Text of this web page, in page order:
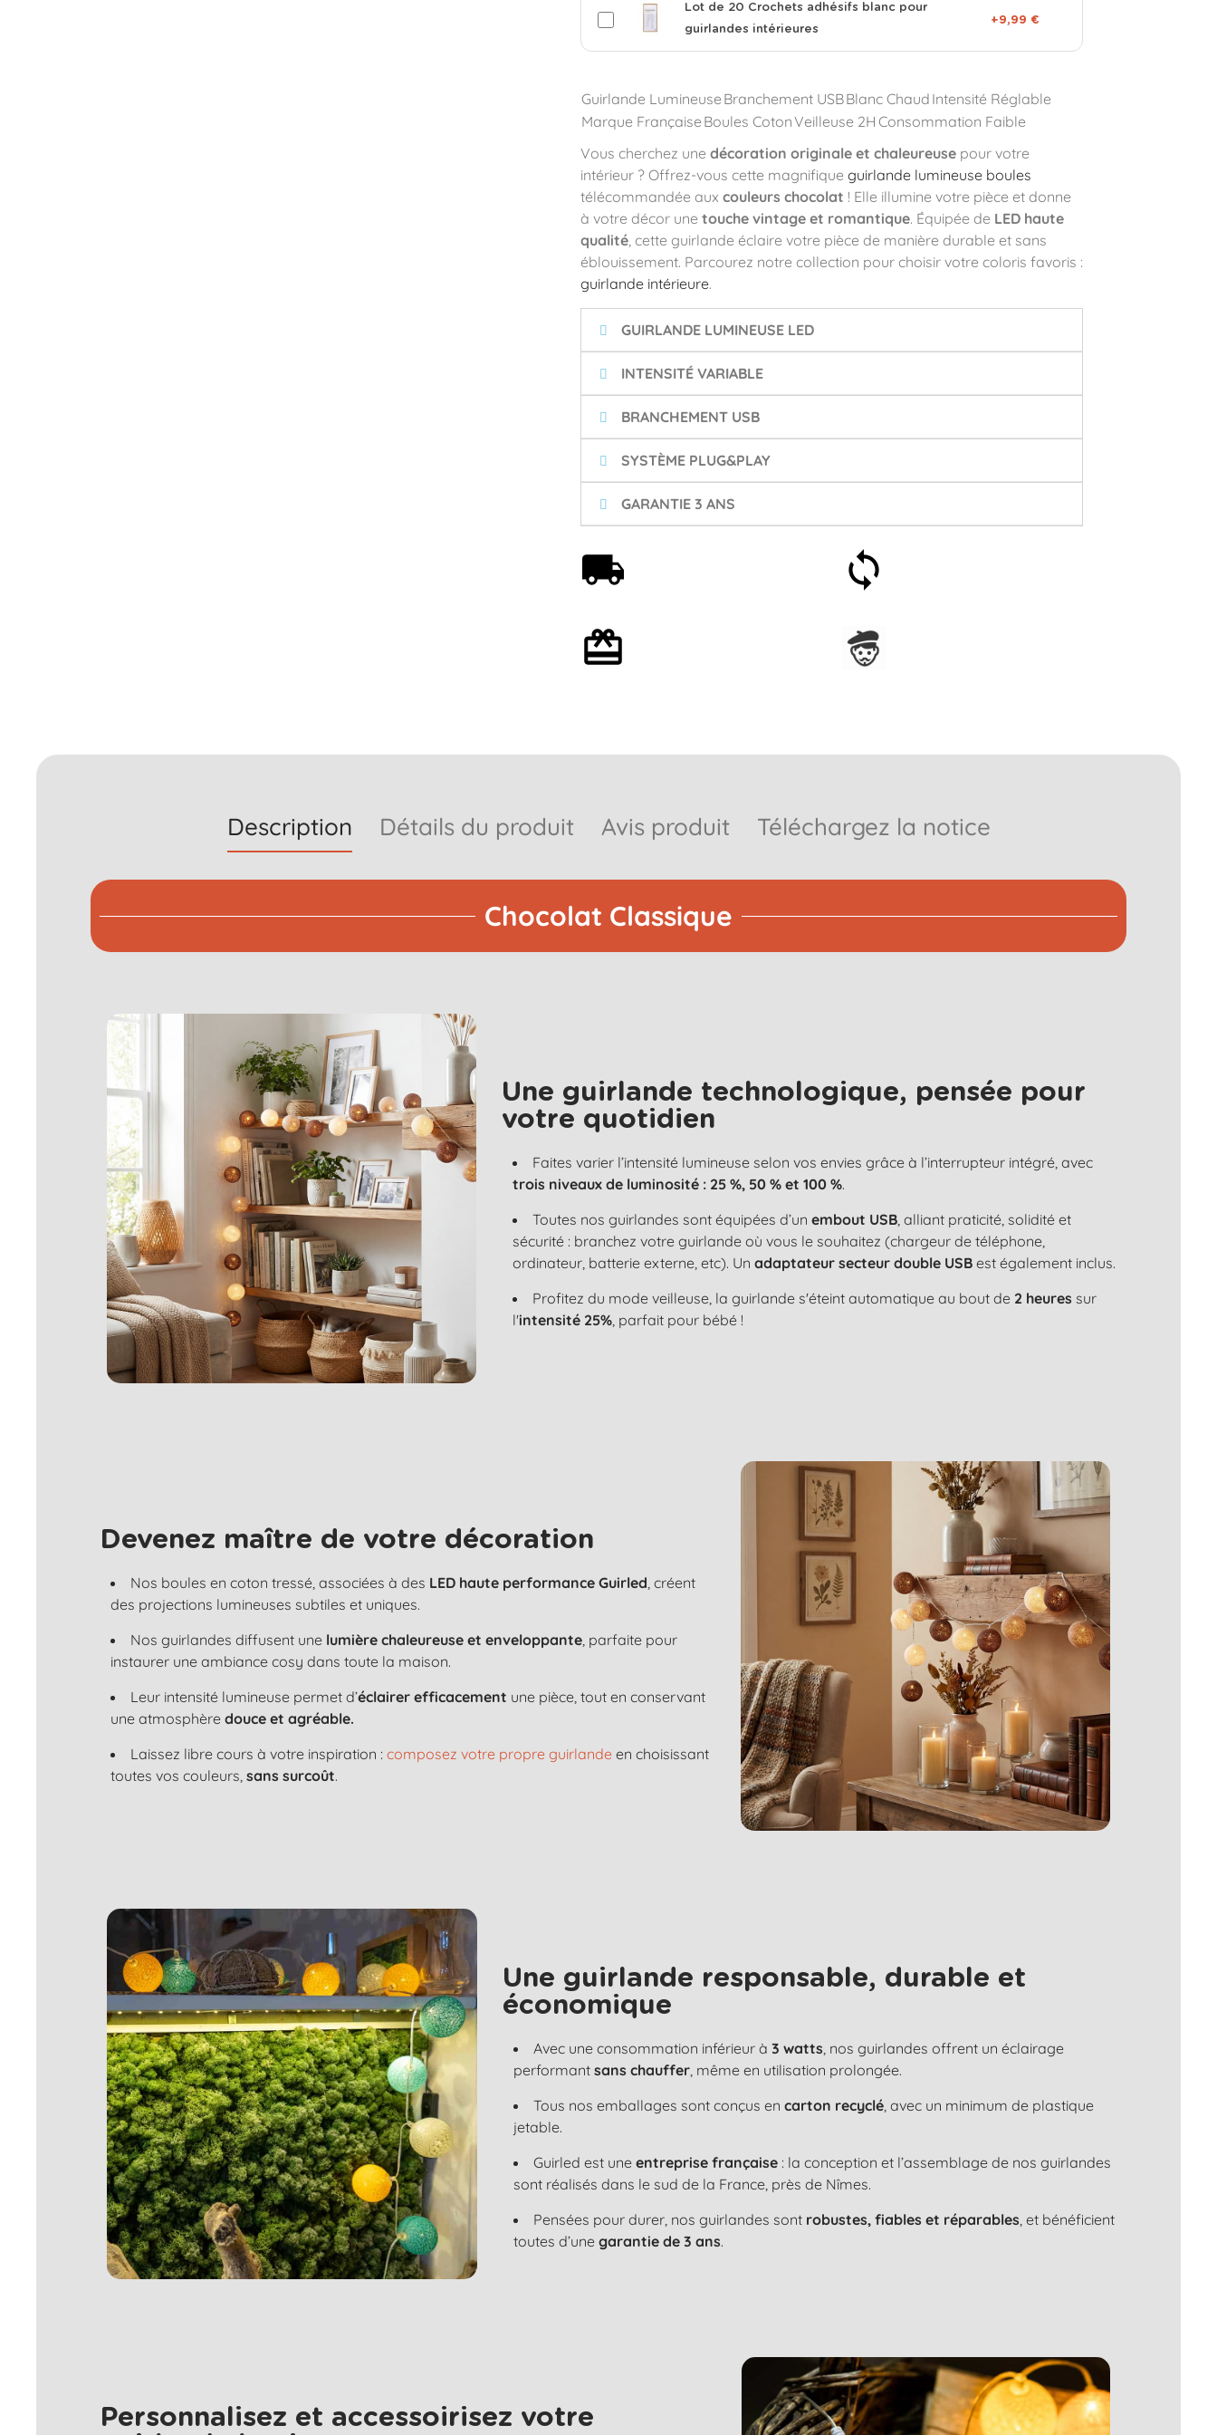
Lot de 20 Crochets adhésifs blanc pour
guirlandes intérieures
+9,99 €
Guirlande Lumineuse Branchement USBBlanc Chaud Intensité Réglable
Marque Française Boules CotonVeilleuse 2H Consommation Faible
Vous cherchez une décoration originale et chaleureusepour votre
intérieur ? Offrez-vous cette magnifique guirlande lumineuse boules
télécommandée aux couleurs chocolat ! Elle illumine votre pièce et donne
à votre décor une touche vintage et romantique. Équipée de LED haute
qualité, cette guirlande éclaire votre pièce de manière durable et sans
éblouissement. Parcourez notre collection pour choisir votre coloris favoris :
guirlande intérieure.
GUIRLANDE LUMINEUSE LED
INTENSITÉ VARIABLE
BRANCHEMENT USB
SYSTÈME PLUG&PLAY
GARANTIE 3 ANS
Description Détails du produit Avis produit Téléchargez la notice
Chocolat Classique
Une guirlande technologique, pensée pour
votre quotidien
Faites varier l’intensité lumineuse selon vos envies grâce à l’interrupteur intégré, avec
trois niveaux de luminosité : 25 %, 50 % et 100 %.
Toutes nos guirlandes sont équipées d’unembout USB, alliant praticité, solidité et
sécurité : branchez votre guirlande où vous le souhaitez (chargeur de téléphone,
ordinateur, batterie externe, etc). Unadaptateur secteur double USB est également inclus.
Profitez du mode veilleuse, la guirlande s'éteint automatique au bout de 2 heures sur
l'intensité 25%, parfait pour bébé !
Devenez maître de votre décoration
Nos boules en coton tressé, associées à des LED haute performance Guirled, créent
des projections lumineuses subtiles et uniques.
Nos guirlandes diffusent une lumière chaleureuse et enveloppante, parfaite pour
instaurer une ambiance cosy dans toute la maison.
Leur intensité lumineuse permet d’éclairer efficacement une pièce, tout en conservant
une atmosphère douce et agréable.
Laissez libre cours à votre inspiration : composez votre propre guirlande en choisissant
toutes vos couleurs, sans surcoût.
Une guirlande responsable, durable et
économique
Avec une consommation inférieur à 3 watts, nos guirlandes offrent un éclairage
performant sans chauffer, même en utilisation prolongée.
Tous nos emballages sont conçus en carton recyclé, avec un minimum de plastique
jetable.
Guirled est une entreprise française: la conception et l’assemblage de nos guirlandes
sont réalisés dans le sud de la France, près de Nîmes.
Pensées pour durer, nos guirlandes sont robustes, fiables et réparables, et bénéficient
toutes d’une garantie de 3 ans.
Personnalisez et accessoirisez votre